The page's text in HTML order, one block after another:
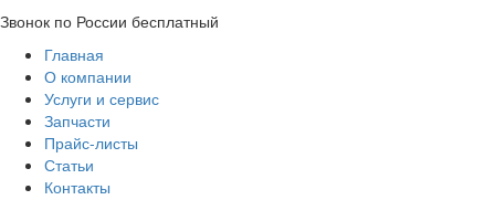
Звонок по России бесплатный
Главная
О компании
Услуги и сервис
Запчасти
Прайс-листы
Статьи
Контакты